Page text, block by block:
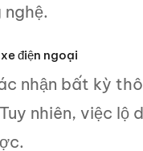
điện ngoại
nhận bất kỳ
nhiên, việc lộ